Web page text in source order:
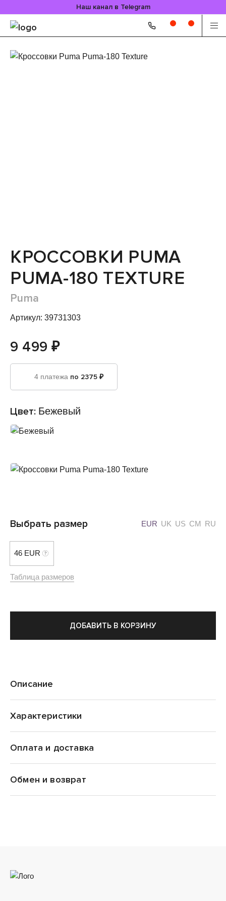
Наш канал в Telegram
КРОССОВКИ PUMA
PUMA-180 TEXTURE
Puma
Артикул: 39731303
9 499 ₽
4 платежа по 2375 ₽
Цвет: Бежевый
Выбрать размер EUR UK US CM RU
46 EUR
Таблица размеров
ДОБАВИТЬ В КОРЗИНУ
Описание
Характеристики
Оплата и доставка
Обмен и возврат